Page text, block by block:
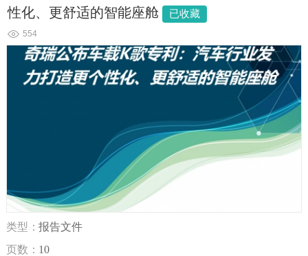
性化、更舒适的智能座舱
已收藏
554
类型：报告文件
页数： 10